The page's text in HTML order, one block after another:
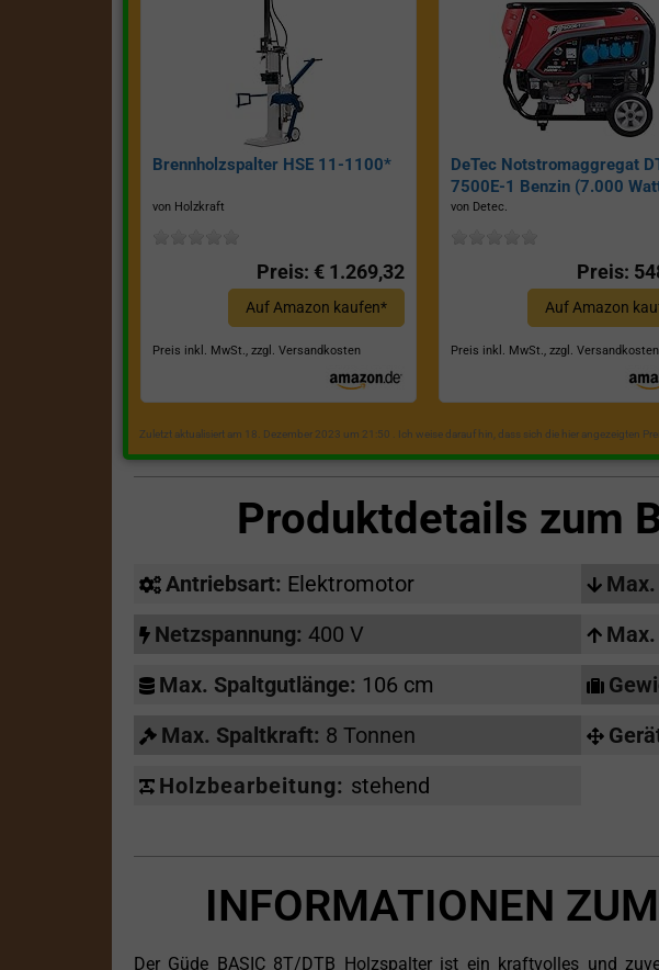
Brennholzspalter HSE 11-1100*
von Holzkraft
Preis: € 1.269,32
Auf Amazon kaufen*
Preis inkl. MwSt., zzgl. Versandkosten
DeTec Notstromaggregat
7500E-1 Benzin (7.000
von Detec.
Preis:
Auf Amazon
Preis inkl. MwSt., zzgl. Versandkosten
Zuletzt aktualisiert am 18. Dezember 2023 um 21:50 . Ich weise darauf hin, dass sich die hier angezeigten
Produktdetails zum
Antriebsart: Elektromotor
Netzspannung: 400 V
Max. Spaltgutlänge: 106 cm
Max. Spaltkraft: 8 Tonnen
Holzbearbeitung: stehend
INFORMATIONEN
Der Güde BASIC 8T/DTB Holzspalter ist ein kraftvolles und